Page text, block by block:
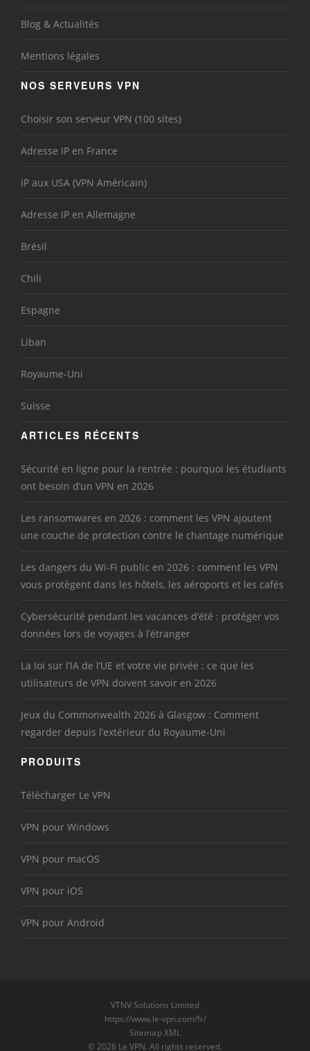
Blog & Actualités
Mentions légales
NOS SERVEURS VPN
Choisir son serveur VPN (100 sites)
Adresse IP en France
IP aux USA (VPN Américain)
Adresse IP en Allemagne
Brésil
Chili
Espagne
Liban
Royaume-Uni
Suisse
ARTICLES RÉCENTS
Sécurité en ligne pour la rentrée : pourquoi les étudiants
ont besoin d’un VPN en 2026
Les ransomwares en 2026 : comment les VPN ajoutent
une couche de protection contre le chantage numérique
Les dangers du Wi-Fi public en 2026 : comment les VPN
vous protègent dans les hôtels, les aéroports et les cafés
Cybersécurité pendant les vacances d’été : protéger vos
données lors de voyages à l’étranger
La loi sur l’IA de l’UE et votre vie privée : ce que les
utilisateurs de VPN doivent savoir en 2026
Jeux du Commonwealth 2026 à Glasgow : Comment
regarder depuis l’extérieur du Royaume-Uni
PRODUITS
Télécharger Le VPN
VPN pour Windows
VPN pour macOS
VPN pour iOS
VPN pour Android
VTNV Solutions Limited
https://www.le-vpn.com/fr/
Sitemap XML
© 2026 Le VPN. All rights reserved.